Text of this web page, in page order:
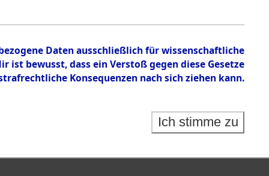
Daten ausschließlich für wissenschaftliche
bewusst, dass ein Verstoß gegen diese Gesetze
Konsequenzen nach sich ziehen kann.
Ich stimme zu